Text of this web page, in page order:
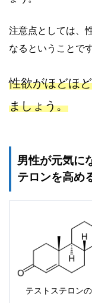
注意点としては、
なるということです
性欲がほどほ
ましょう。
男性が元気に
テロンを高め
テストステロン